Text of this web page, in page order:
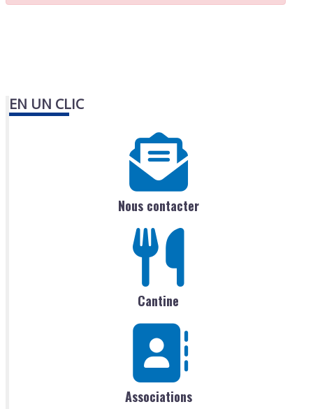
EN UN CLIC
Nous contacter
Cantine
Associations